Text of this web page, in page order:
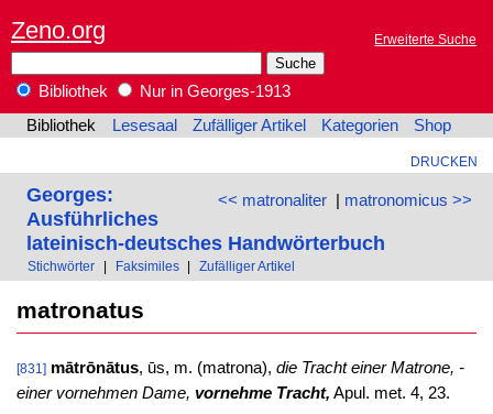
Zeno.org Erweiterte Suche
Bibliothek
Nur in Georges-1913
Bibliothek
Lesesaal Zufälliger Artikel Kategorien Shop
DRUCKEN
<< matronaliter| matronomicus >>
Georges:
Ausführliches
lateinisch-deutsches Handwörterbuch
Stichwörter Faksimiles Zufälliger Artikel
matronatus
[831] mātrōnātus, ūs, m. (matrona), die Tracht einer Matrone, -
einer vornehmen Dame, vornehme Tracht, Apul. met. 4, 23.